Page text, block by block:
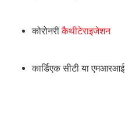
कोरोनरीकैथीटेराइजेशन
कार्डिएक सीटी या एमआरआई